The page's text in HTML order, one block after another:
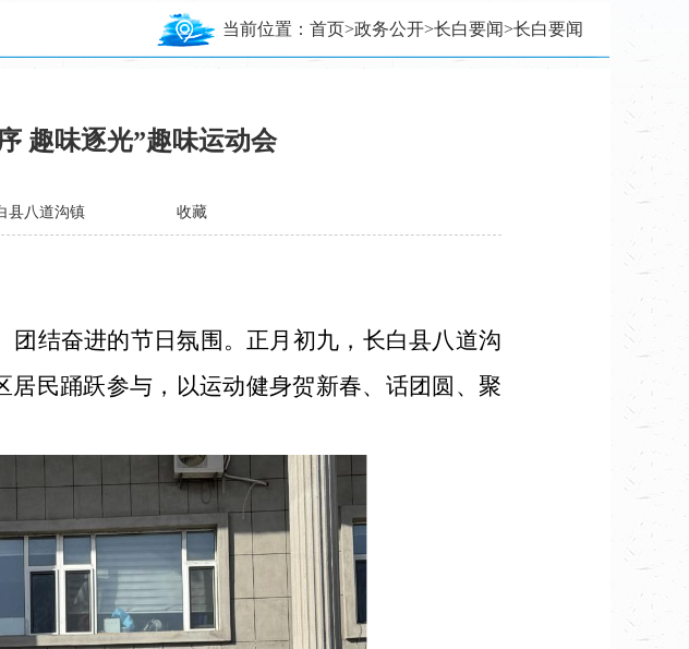
当前位置： 首页>政务公开>长白要闻>长白要闻
趣味逐光”趣味运动会
县八道沟镇 收藏
结奋进的节日氛围。正月初九，长白县八道沟
民踊跃参与，以运动健身贺新春、话团圆、聚